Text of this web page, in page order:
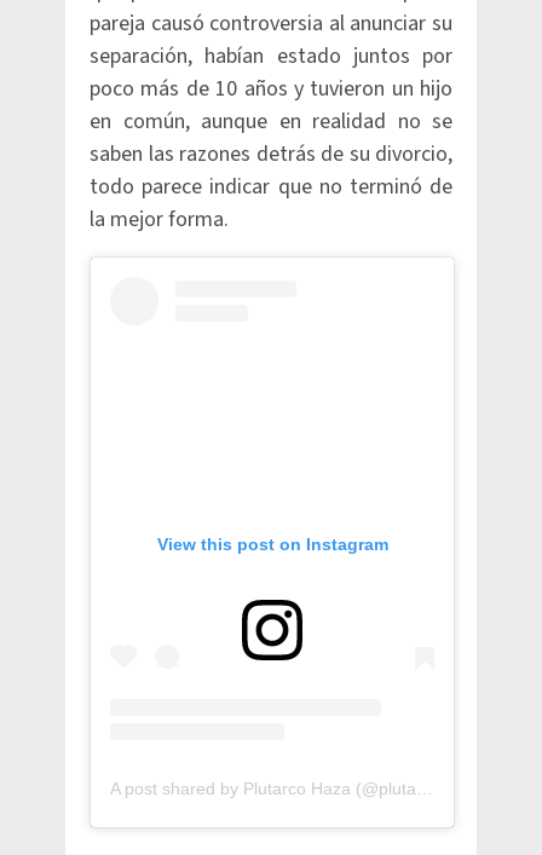
pareja causó controversia al anunciar su
separación, habían estado juntos por
poco más de 10 años y tuvieron un hijo
en común, aunque en realidad no se
saben las razones detrás de su divorcio,
todo parece indicar que no terminó de
la mejor forma.
View this post on Instagram